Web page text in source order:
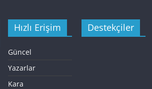
Hızlı Erişim
Güncel
Yazarlar
Kara
Destekçiler